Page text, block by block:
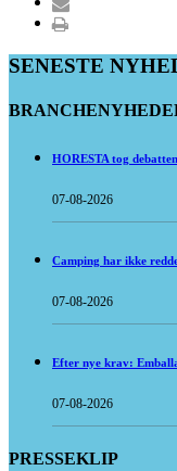
SENESTE
HORESTA tog
07-08-2026
Camping har ikke
07-08-2026
Efter nye krav:
07-08-2026
PRESSEKLIP